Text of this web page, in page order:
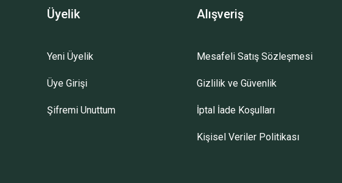
Üyelik
Yeni Üyelik
Üye Girişi
Şifremi Unuttum
Alışveriş
Mesafeli Satış Sözleşmesi
Gizlilik ve Güvenlik
İptal İade Koşulları
Kişisel Veriler Politikası